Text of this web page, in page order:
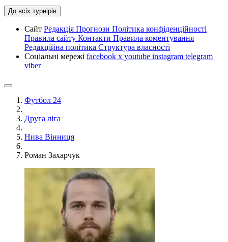
До всіх турнірів
Сайт Редакція Прогнози Політика конфіденційності
Правила сайту Контакти Правила коментування
Редакційна політика Структура власності
Соціальні мережі facebook x youtube instagram telegram
viber
Футбол 24
Друга ліга
Нива Вінниця
Роман Захарчук